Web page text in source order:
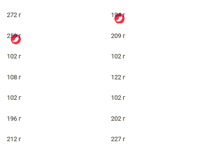
272 г 194 г
259 г 209 г
102 г 102 г
108 г 122 г
102 г 102 г
196 г 202 г
212 г 227 г